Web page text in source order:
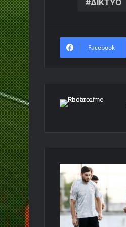
ΔΙΚΤΥΟ
Facebook
Ελ
Αραμπί,
Χολέμπας
και
Ραφίνια